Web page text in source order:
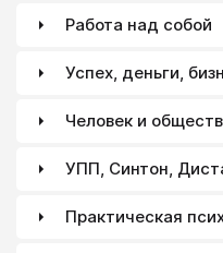
Работа над собой
Успех, деньги,
Человек и
УПП, Синтон,
Практическая